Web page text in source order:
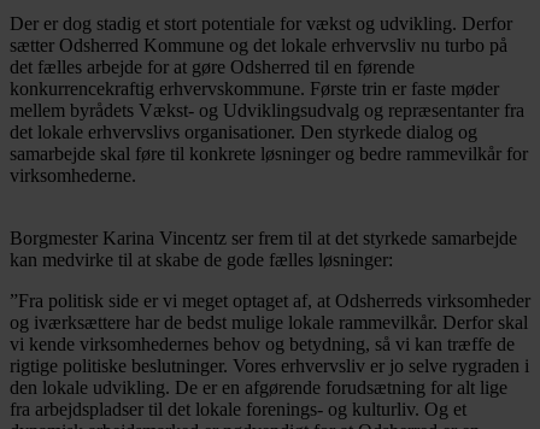
Der er dog stadig et stort potentiale for vækst og udvikling. Derfor
sætter Odsherred Kommune og det lokale erhvervsliv nu turbo på
det fælles arbejde for at gøre Odsherred til en førende
konkurrencekraftig erhvervskommune. Første trin er faste møder
mellem byrådets Vækst- og Udviklingsudvalg og repræsentanter fra
det lokale erhvervslivs organisationer. Den styrkede dialog og
samarbejde skal føre til konkrete løsninger og bedre rammevilkår for
virksomhederne.
Borgmester Karina Vincentz ser frem til at det styrkede samarbejde
kan medvirke til at skabe de gode fælles løsninger:
”Fra politisk side er vi meget optaget af, at Odsherreds virksomheder
og iværksættere har de bedst mulige lokale rammevilkår. Derfor skal
vi kende virksomhedernes behov og betydning, så vi kan træffe de
rigtige politiske beslutninger. Vores erhvervsliv er jo selve rygraden i
den lokale udvikling. De er en afgørende forudsætning for alt lige
fra arbejdspladser til det lokale forenings- og kulturliv. Og et